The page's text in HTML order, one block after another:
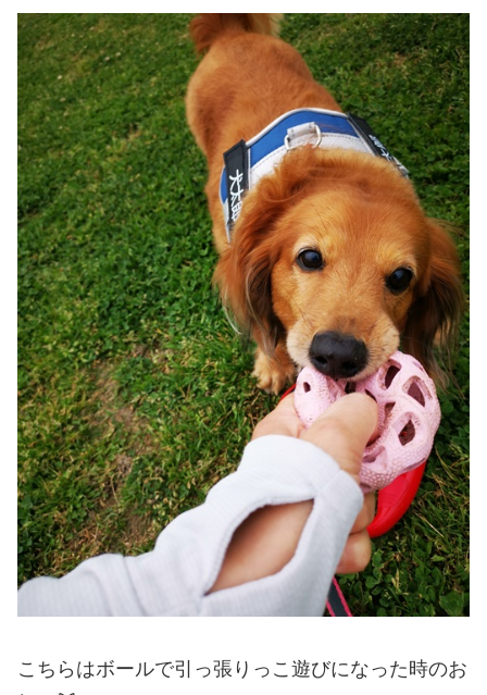
こちらはボールで引っ張りっこ遊びになった時のお